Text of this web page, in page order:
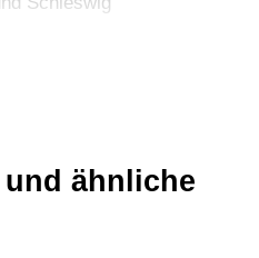
ähnliche